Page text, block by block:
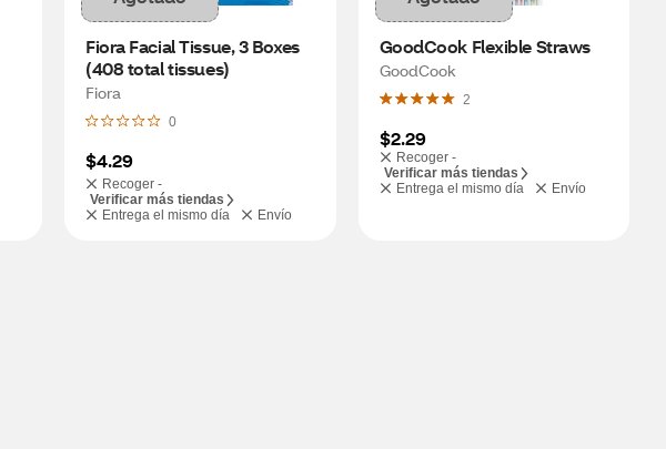
Fiora Facial Tissue, 3 Boxes
(408 total tissues)
Fiora
0
$4.29
Recoger -
Verificar más tiendas
Entrega el mismo día
Envío
GoodCook Flexible Straws
GoodCook
2
$2.29
Recoger -
Verificar más tiendas
Entrega el mismo día
Envío